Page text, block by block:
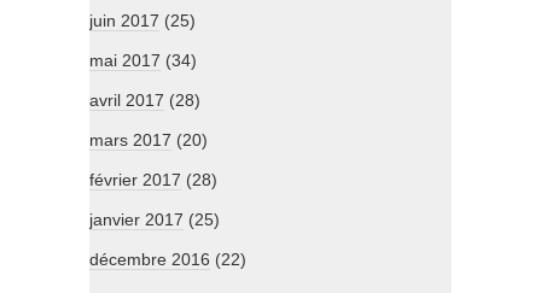
juin 2017 (25)
mai 2017 (34)
avril 2017 (28)
mars 2017 (20)
février 2017 (28)
janvier 2017 (25)
décembre 2016 (22)